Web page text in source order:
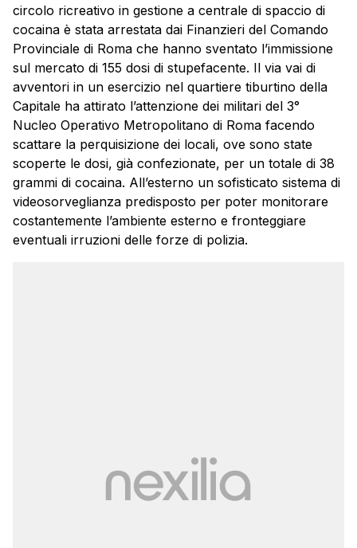
circolo ricreativo in gestione a centrale di spaccio di
cocaina è stata arrestata dai Finanzieri del Comando
Provinciale di Roma che hanno sventato l’immissione
sul mercato di 155 dosi di stupefacente. Il via vai di
avventori in un esercizio nel quartiere tiburtino della
Capitale ha attirato l’attenzione dei militari del 3°
Nucleo Operativo Metropolitano di Roma facendo
scattare la perquisizione dei locali, ove sono state
scoperte le dosi, già confezionate, per un totale di 38
grammi di cocaina. All’esterno un sofisticato sistema di
videosorveglianza predisposto per poter monitorare
costantemente l’ambiente esterno e fronteggiare
eventuali irruzioni delle forze di polizia.